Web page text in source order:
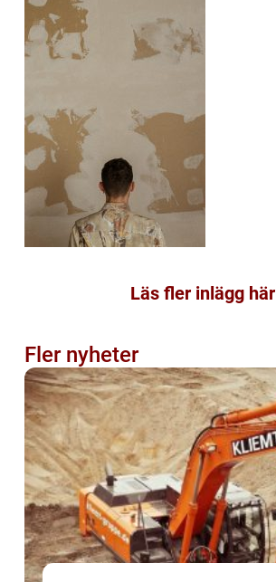
Läs fler inlägg här
Fler nyheter